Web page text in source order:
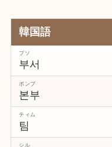
韓国語
부서
プソ
본부
ポンブ
팀
ティム
シル